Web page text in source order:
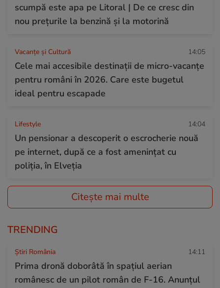
scumpă este apa pe Litoral | De ce cresc din
nou prețurile la benzină și la motorină
Vacanțe și Cultură 14:05
Cele mai accesibile destinații de micro-vacanțe
pentru români în 2026. Care este bugetul
ideal pentru escapade
Lifestyle 14:04
Un pensionar a descoperit o escrocherie nouă
pe internet, după ce a fost amenințat cu
poliția, în Elveția
Citește mai multe
TRENDING
Știri România 14:11
Prima dronă doborâtă în spațiul aerian
românesc de un pilot român de F-16. Anunțul